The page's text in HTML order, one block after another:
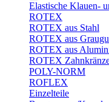
Elastische Klauen-
ROTEX
ROTEX aus Stahl
ROTEX aus
ROTEX aus
ROTEX
POLY-NORM
ROFLEX
Einzelteile